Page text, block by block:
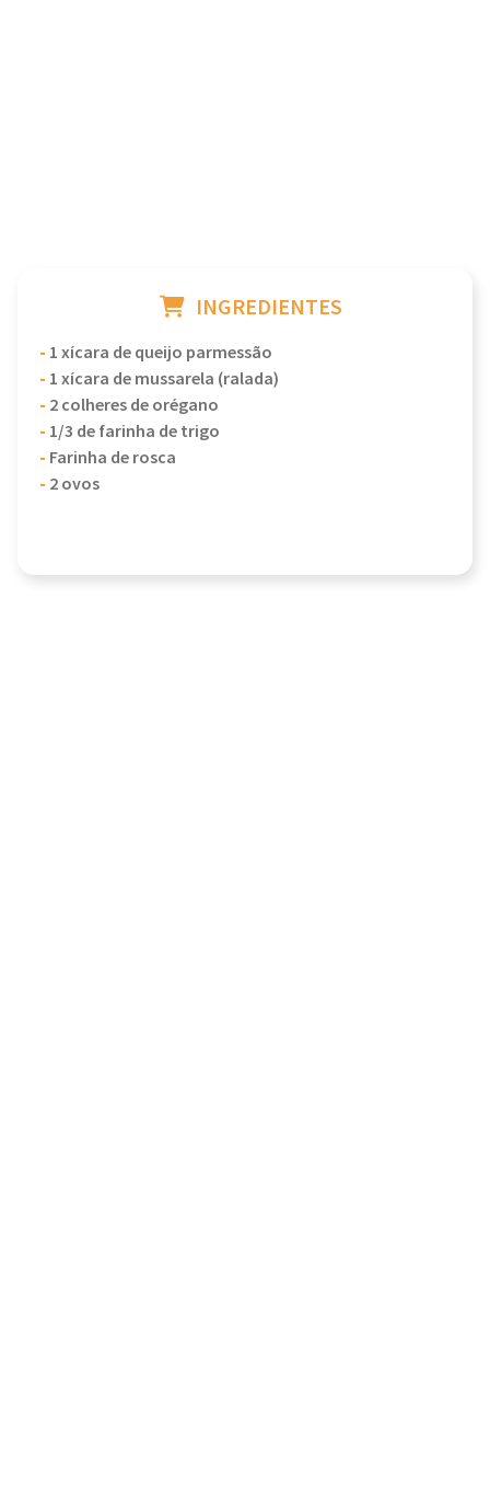
INGREDIENTES
- 1 xícara de queijo parmessão
- 1 xícara de mussarela (ralada)
- 2 colheres de orégano
- 1/3 de farinha de trigo
- Farinha de rosca
- 2 ovos